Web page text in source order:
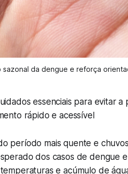
sazonal da dengue e reforça
essenciais para evitar
rápido e acessível
período mais quente e
dos casos de dengue
e acúmulo de